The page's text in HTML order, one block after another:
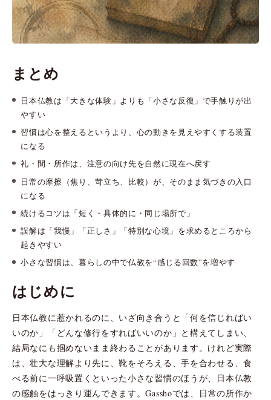
まとめ
日本仏教は「大きな体験」よりも「小さな反復」で手触りが出
やすい
習慣は心を整えるというより、心の動きを見えやすくする装置
になる
礼・間・所作は、注意の向け先を自然に現在へ戻す
日常の摩擦（焦り、苛立ち、比較）が、そのまま気づきの入口
になる
続けるコツは「短く・具体的に・同じ場所で」
誤解は「我慢」「正しさ」「特別な心境」を求めるところから
起きやすい
小さな習慣は、暮らしの中で仏教を“感じる回数”を増やす
はじめに
日本仏教に惹かれるのに、いざ向き合うと「何を信じればい
いのか」「どんな修行をすればいいのか」と構えてしまい、
結局なにも掴めないまま終わることがあります。けれど実際
は、壮大な理解より先に、靴をそろえる、手を合わせる、食
べる前に一呼吸置くといった小さな習慣のほうが、日本仏教
の感触をはっきり運んできます。Gasshoでは、日常の所作か